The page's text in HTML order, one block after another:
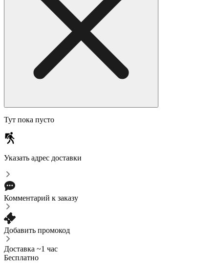
Тут пока пусто
Указать адрес доставки
Комментарий к заказу
Добавить промокод
Доставка ~1 час
Бесплатно